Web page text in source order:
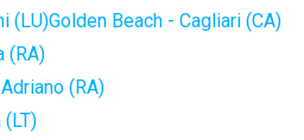
(LU)Golden Beach - Cagliari (CA)
(RA)
(RA)
(LT)